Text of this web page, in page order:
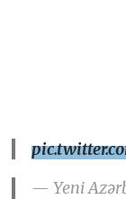
— Yeni